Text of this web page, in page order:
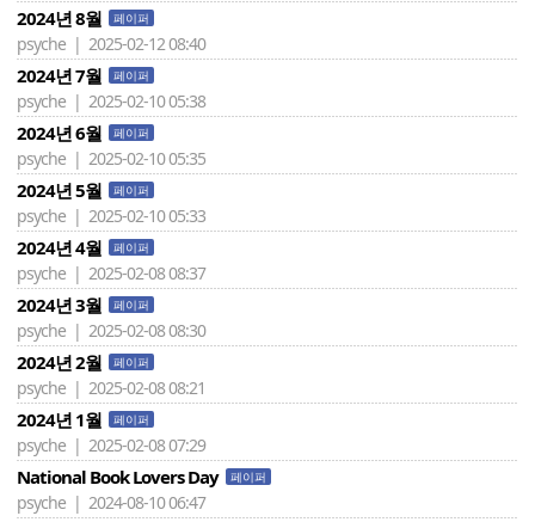
2024년 8월 페이퍼
psyche | 2025-02-12 08:40
2024년 7월 페이퍼
psyche | 2025-02-10 05:38
2024년 6월 페이퍼
psyche | 2025-02-10 05:35
2024년 5월 페이퍼
psyche | 2025-02-10 05:33
2024년 4월 페이퍼
psyche | 2025-02-08 08:37
2024년 3월 페이퍼
psyche | 2025-02-08 08:30
2024년 2월 페이퍼
psyche | 2025-02-08 08:21
2024년 1월 페이퍼
psyche | 2025-02-08 07:29
National Book Lovers Day 페이퍼
psyche | 2024-08-10 06:47